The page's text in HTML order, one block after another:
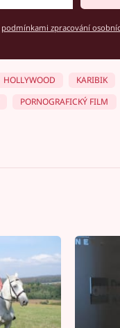
podmínkami zpracování
HOLLYWOOD
KARIBIK
PORNOGRAFICKÝ FILM